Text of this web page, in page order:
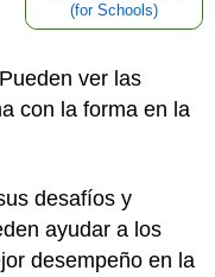
(for Schools)
ver las
con la forma en la
desafíos y
ayudar a los
desempeño en la